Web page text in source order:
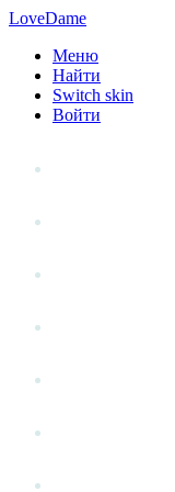
LoveDame
Меню
Найти
Switch skin
Войти